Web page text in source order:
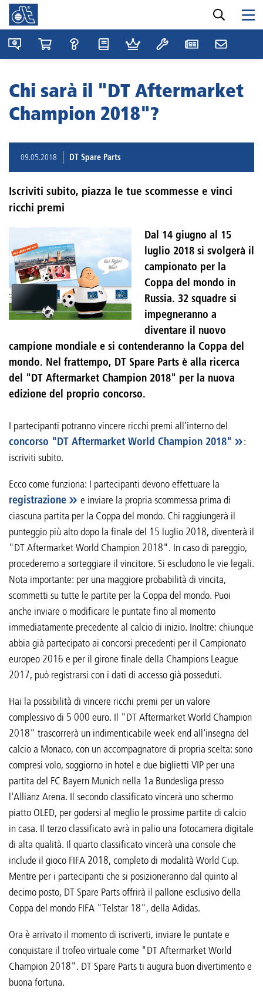
Chi sarà il "DT Aftermarket
Champion 2018"?
09.05.2018 DT Spare Parts
Iscriviti subito, piazza le tue scommesse e vinci
ricchi premi
Dal 14 giugno al 15
luglio 2018 si svolgerà il
campionato per la
Coppa del mondo in
Russia. 32 squadre si
impegneranno a
diventare il nuovo
campione mondiale e si contenderanno la Coppa del
mondo. Nel frattempo, DT Spare Parts è alla ricerca
del "DT Aftermarket Champion 2018" per la nuova
edizione del proprio concorso.
I partecipanti potranno vincere ricchi premi all'interno del
concorso "DT Aftermarket World Champion 2018"
:
iscriviti subito.
Ecco come funziona: I partecipanti devono effettuare la
registrazione
e inviare la propria scommessa prima di
ciascuna partita per la Coppa del mondo. Chi raggiungerà il
punteggio più alto dopo la finale del 15 luglio 2018, diventerà il
"DT Aftermarket World Champion 2018". In caso di pareggio,
procederemo a sorteggiare il vincitore. Si escludono le vie legali.
Nota importante: per una maggiore probabilità di vincita,
scommetti su tutte le partite per la Coppa del mondo. Puoi
anche inviare o modificare le puntate fino al momento
immediatamente precedente al calcio di inizio. Inoltre: chiunque
abbia già partecipato ai concorsi precedenti per il Campionato
europeo 2016 e per il girone finale della Champions League
2017, può registrarsi con i dati di accesso già posseduti.
Hai la possibilità di vincere ricchi premi per un valore
complessivo di 5 000 euro. Il "DT Aftermarket World Champion
2018" trascorrerà un indimenticabile week end all'insegna del
calcio a Monaco, con un accompagnatore di propria scelta: sono
compresi volo, soggiorno in hotel e due biglietti VIP per una
partita del FC Bayern Munich nella 1a Bundesliga presso
l'Allianz Arena. Il secondo classificato vincerà uno schermo
piatto OLED, per godersi al meglio le prossime partite di calcio
in casa. Il terzo classificato avrà in palio una fotocamera digitale
di alta qualità. Il quarto classificato vincerà una console che
include il gioco FIFA 2018, completo di modalità World Cup.
Mentre per i partecipanti che si posizioneranno dal quinto al
decimo posto, DT Spare Parts offrirà il pallone esclusivo della
Coppa del mondo FIFA "Telstar 18", della Adidas.
Ora è arrivato il momento di iscriverti, inviare le puntate e
conquistare il trofeo virtuale come "DT Aftermarket World
Champion 2018". DT Spare Parts ti augura buon divertimento e
buona fortuna.